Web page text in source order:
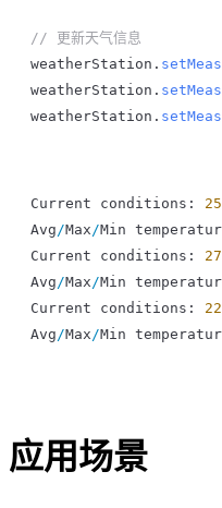
// 更新天气信息
weatherStation .
weatherStation .
weatherStation .
Current conditions : 25
Avg /Max /Min
Current conditions : 27
Avg /Max /Min
Current conditions : 22
Avg /Max /Min
应用场景